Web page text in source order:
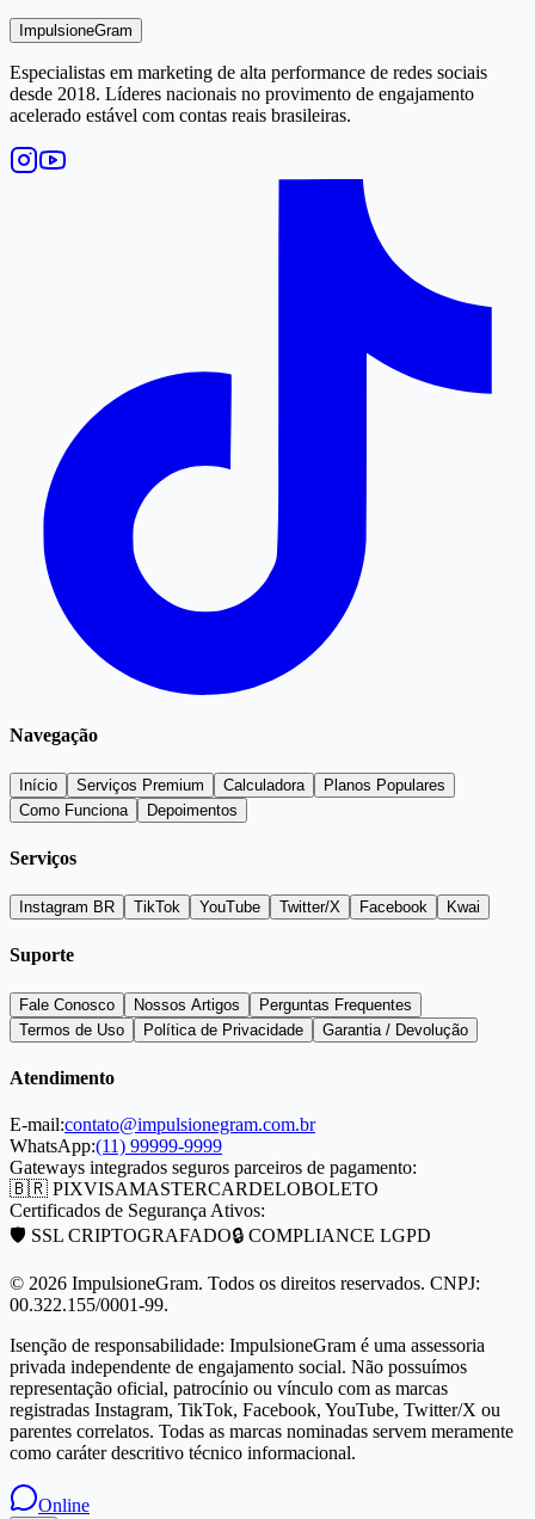
ImpulsioneGram
Especialistas em marketing de alta performance de redes sociais
desde 2018. Líderes nacionais no provimento de engajamento
acelerado estável com contas reais brasileiras.
Navegação
Início Serviços Premium Calculadora
Planos Populares
Como Funciona
Depoimentos
Serviços
Instagram BR TikTok YouTube Twitter/X Facebook Kwai
Suporte
Fale Conosco Nossos Artigos
Perguntas Frequentes
Termos de Uso
Política de Privacidade Garantia / Devolução
Atendimento
E-mail:contato@impulsionegram.com.br
WhatsApp:(11) 99999-9999
Gateways integrados seguros parceiros de pagamento:
🇧🇷 PIXVISAMASTERCARDELOBOLETO
Certificados de Segurança Ativos:
🛡️ SSL CRIPTOGRAFADO🔒 COMPLIANCE LGPD
© 2026 ImpulsioneGram. Todos os direitos reservados. CNPJ:
00.322.155/0001-99.
Isenção de responsabilidade: ImpulsioneGram é uma assessoria
privada independente de engajamento social. Não possuímos
representação oficial, patrocínio ou vínculo com as marcas
registradas Instagram, TikTok, Facebook, YouTube, Twitter/X ou
parentes correlatos. Todas as marcas nominadas servem meramente
como caráter descritivo técnico informacional.
Online